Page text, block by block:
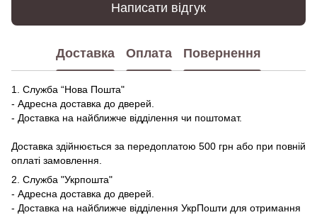
Написати відгук
Доставка Оплата Повернення
1. Служба “Нова Пошта"
- Адресна доставка до дверей.
- Доставка на найближче відділення чи поштомат.
Доставка здійнюється за передоплатою 500 грн або при повній
оплаті замовлення.
2. Служба "Укрпошта"
- Адресна доставка до дверей.
- Доставка на найближче відділення УкрПошти для отримання